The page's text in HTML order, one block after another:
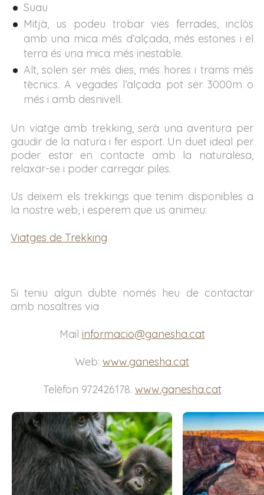
Suau
Mitjà, us podeu trobar vies ferrades, inclòs
amb una mica més d’alçada, més estones i el
terra és una mica més inestable.
Alt, solen ser més dies, més hores i trams més
tècnics. A vegades l’alçada pot ser 3000m o
més i amb desnivell.
Un viatge amb trekking, serà una aventura per
gaudir de la natura i fer esport. Un duet ideal per
poder estar en contacte amb la naturalesa,
relaxar-se i poder carregar piles.
Us deixem els trekkings que tenim disponibles a
la nostre web, i esperem que us animeu:
Viatges de Trekking
Si teniu algun dubte només heu de contactar
amb nosaltres via
Mail informacio@ganesha.cat
Web: www.ganesha.cat
Telèfon 972426178. www.ganesha.cat